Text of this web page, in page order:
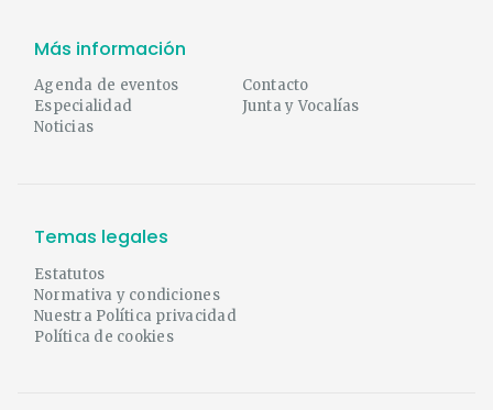
Más información
Agenda de eventos
Contacto
Especialidad
Junta y Vocalías
Noticias
Temas legales
Estatutos
Normativa y condiciones
Nuestra Política privacidad
Política de cookies